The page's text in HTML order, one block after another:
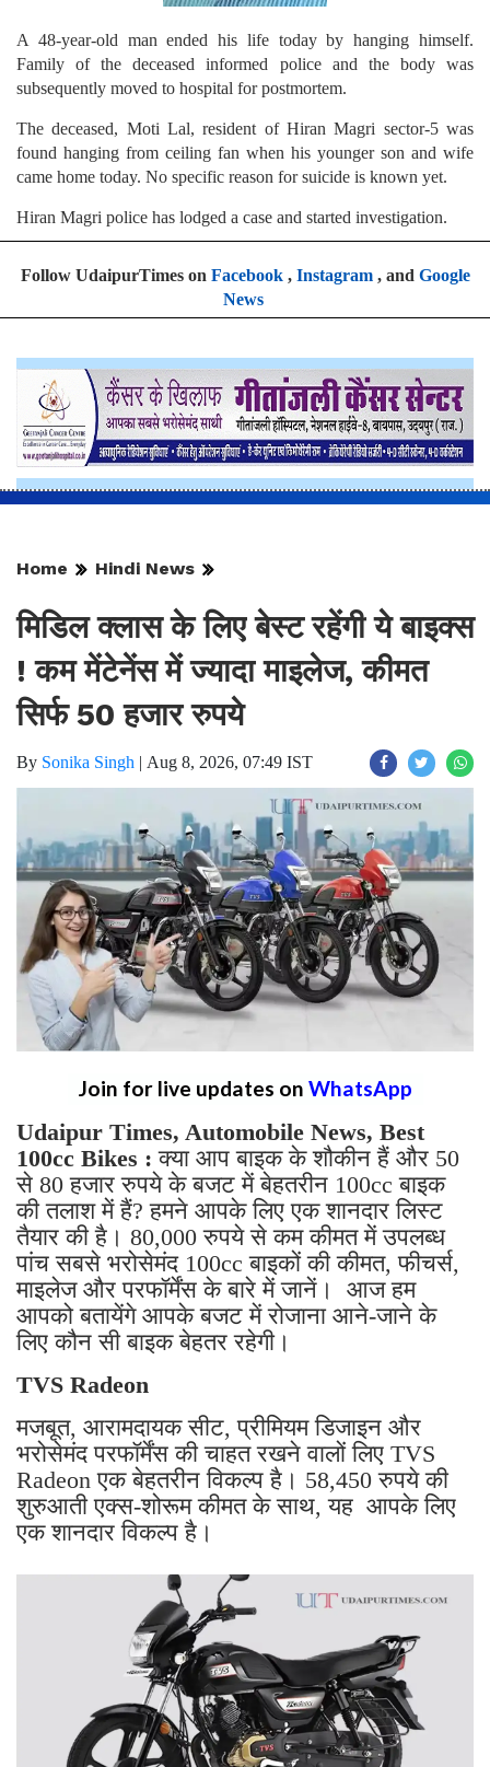
A 48-year-old man ended his life today by hanging himself.
Family of the deceased informed police and the body was
subsequently moved to hospital for postmortem.
The deceased, Moti Lal, resident of Hiran Magri sector-5 was
found hanging from ceiling fan when his younger son and wife
came home today. No specific reason for suicide is known yet.
Hiran Magri police has lodged a case and started investigation.
Follow UdaipurTimes on Facebook, Instagram, and Google
News
Home Hindi News
मिडिल क्लास के लिए बेस्ट रहेंगी ये बाइक्स
! कम मेंटेनेंस में ज्यादा माइलेज, कीमत
सिर्फ 50 हजार रुपये
By Sonika Singh | Aug 8, 2026, 07:49 IST
Join for live updates on WhatsApp
Udaipur Times, Automobile News, Best
100cc Bikes :क्या आप बाइक के शौकीन हैं और 50
से 80 हजार रुपये के बजट में बेहतरीन 100cc बाइक
की तलाश में हैं? हमने आपके लिए एक शानदार लिस्ट
तैयार की है। 80,000 रुपये से कम कीमत में उपलब्ध
पांच सबसे भरोसेमंद 100cc बाइकों की कीमत, फीचर्स,
माइलेज और परफॉर्मेंस के बारे में जानें। आज हम
आपको बतायेंगे आपके बजट में रोजाना आने-जाने के
लिए कौन सी बाइक बेहतर रहेगी।
TVS Radeon
मजबूत, आरामदायक सीट, प्रीमियम डिजाइन और
भरोसेमंद परफॉर्मेंस की चाहत रखने वालों लिए TVS
Radeon एक बेहतरीन विकल्प है। 58,450 रुपये की
शुरुआती एक्स-शोरूम कीमत के साथ, यह आपके लिए
एक शानदार विकल्प है।